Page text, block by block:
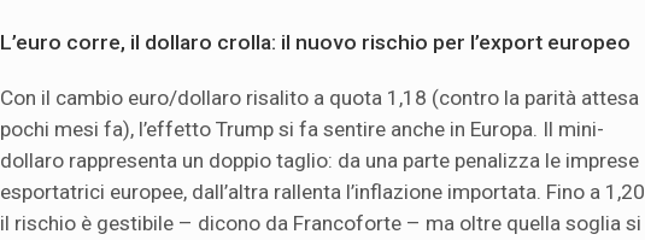
L’euro corre, il dollaro crolla: il nuovo rischio per l’export europeo
Con il cambio euro/dollaro risalito a quota 1,18 (contro la parità attesa
pochi mesi fa), l’effetto Trump si fa sentire anche in Europa. Il mini-
dollaro rappresenta un doppio taglio: da una parte penalizza le imprese
esportatrici europee, dall’altra rallenta l’inflazione importata. Fino a 1,20
il rischio è gestibile – dicono da Francoforte – ma oltre quella soglia si